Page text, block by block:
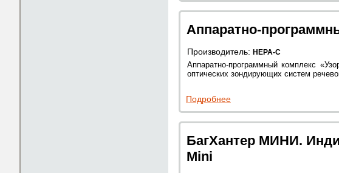
Аппаратно-
Производитель: НЕРА-С
Аппаратно-программный комплекс
оптических зондирующих систем
Подробнее
БагХантер МИНИ.
Mini